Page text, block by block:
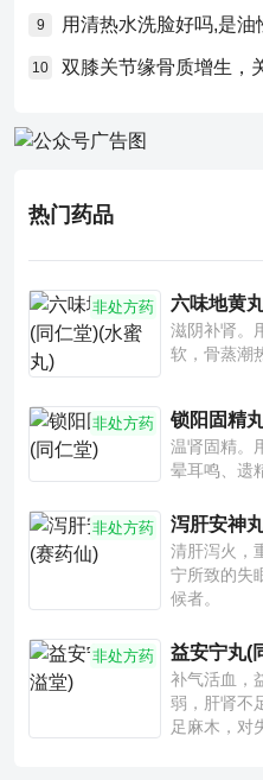
9 用清热水洗脸好吗,是油
10 双膝关节缘骨质增生，
热门药品
非处方药 六味地黄
滋阴补肾。
软，骨蒸潮
非处方药 锁阳固精
温肾固精。
晕耳鸣、遗
非处方药 泻肝安神
清肝泻火，
宁所致的失
候者。
非处方药 益安宁丸(
补气活血，
弱，肝肾不
足麻木，对